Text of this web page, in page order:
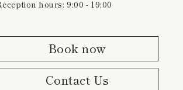
hours: 9:00 - 19:00
Book now
Contact Us